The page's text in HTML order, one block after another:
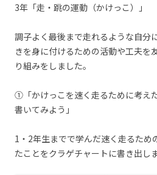
3年「走・跳の運動（かけっこ）」
調子よく最後まで走れるような自分
きを身に付けるための活動や工夫を
り組みをしました。
①「かけっこを速く走るために考え
書いてみよう」
1・2年生までで学んだ速く走るため
たことをクラゲチャートに書き出し